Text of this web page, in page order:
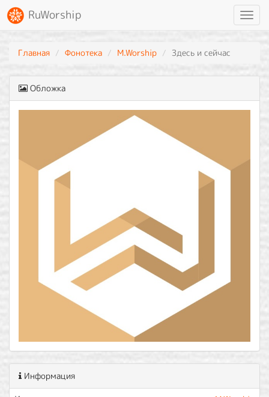
RuWorship
Главная Фонотека M.Worship Здесь и сейчас
Обложка
Информация